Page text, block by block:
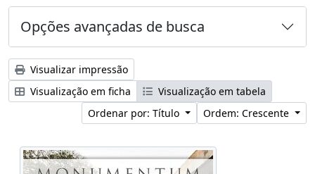
Opções avançadas de busca
Visualizar impressão
Visualização em ficha
Visualização em tabela
Ordenar por: Título
Ordem: Crescente